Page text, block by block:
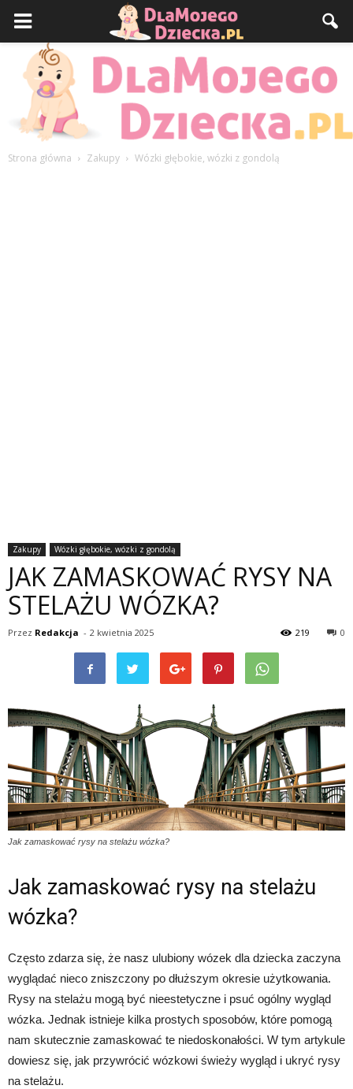
Strona główna Zakupy Wózki głębokie, wózki z gondolą
Zakupy Wózki głębokie, wózki z gondolą
JAK ZAMASKOWAĆ RYSY NA
STELAŻU WÓZKA?
Przez Redakcja - 2 kwietnia 2025 0
219
Jak zamaskować rysy na stelażu wózka?
Jak zamaskować rysy na stelażu
wózka?
Często zdarza się, że nasz ulubiony wózek dla dziecka zaczyna
wyglądać nieco zniszczony po dłuższym okresie użytkowania.
Rysy na stelażu mogą być nieestetyczne i psuć ogólny wygląd
wózka. Jednak istnieje kilka prostych sposobów, które pomogą
nam skutecznie zamaskować te niedoskonałości. W tym artykule
dowiesz się, jak przywrócić wózkowi świeży wygląd i ukryć rysy
na stelażu.